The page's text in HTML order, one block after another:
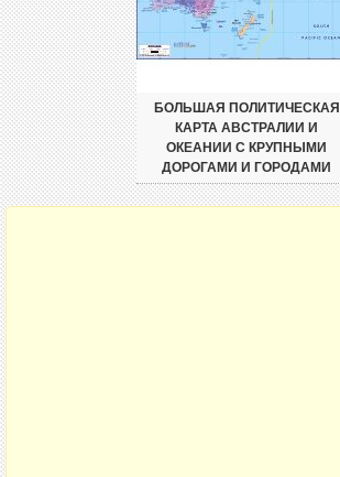
БОЛЬШАЯ ПОЛИТИЧЕСКАЯ
КАРТА АВСТРАЛИИ И
ОКЕАНИИ С КРУПНЫМИ
ДОРОГАМИ И ГОРОДАМИ